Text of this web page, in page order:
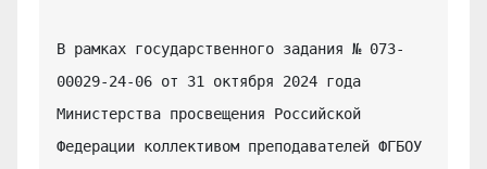
В рамках государственного задания № 073-
00029-24-06 от 31 октября 2024 года
Министерства просвещения Российской
Федерации коллективом преподавателей ФГБОУ